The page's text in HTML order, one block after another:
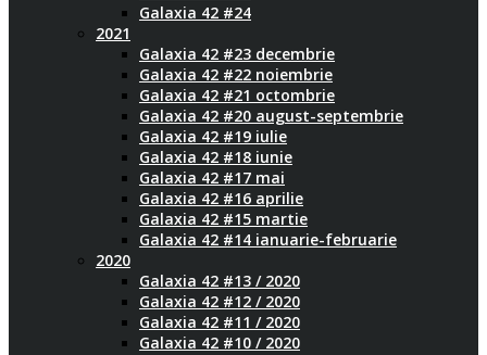
Galaxia 42 #24
2021
Galaxia 42 #23 decembrie
Galaxia 42 #22 noiembrie
Galaxia 42 #21 octombrie
Galaxia 42 #20 august-septembrie
Galaxia 42 #19 iulie
Galaxia 42 #18 iunie
Galaxia 42 #17 mai
Galaxia 42 #16 aprilie
Galaxia 42 #15 martie
Galaxia 42 #14 ianuarie-februarie
2020
Galaxia 42 #13 / 2020
Galaxia 42 #12 / 2020
Galaxia 42 #11 / 2020
Galaxia 42 #10 / 2020